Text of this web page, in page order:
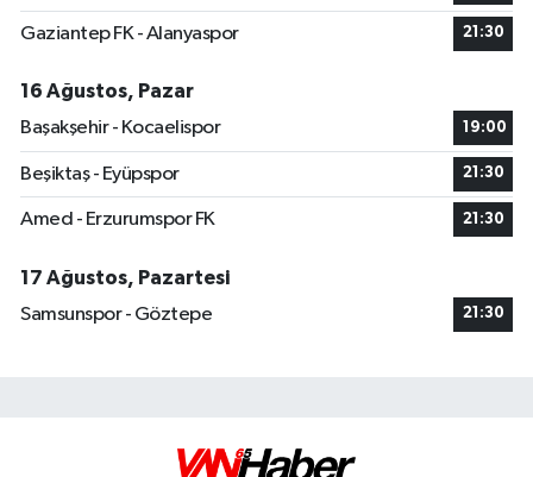
Gaziantep FK - Alanyaspor 21:30
16 Ağustos, Pazar
Başakşehir - Kocaelispor
19:00
Beşiktaş - Eyüpspor 21:30
Amed - Erzurumspor FK 21:30
17 Ağustos, Pazartesi
Samsunspor - Göztepe
21:30